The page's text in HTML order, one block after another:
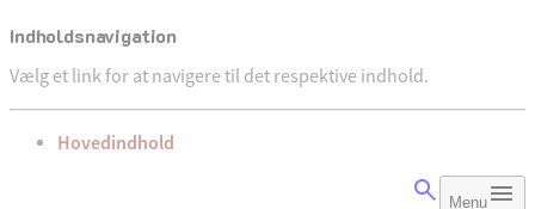
Indholdsnavigation
Vælg et link for at navigere til det respektive indhold.
gå til
Hovedindhold
Menu